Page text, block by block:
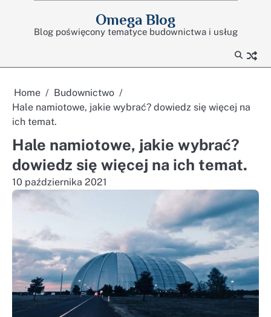
Omega Blog
Blog poświęcony tematyce budownictwa i usług
Home
Budownictwo
Hale namiotowe, jakie wybrać? dowiedz się więcej na
ich temat.
Hale namiotowe, jakie wybrać?
dowiedz się więcej na ich temat.
10 października 2021